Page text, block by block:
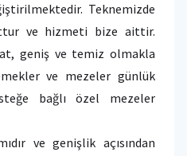
Teknemizde
ve hizmeti bize aittir.
geniş ve temiz olmakla
ve mezeler günlük
bağlı özel mezeler
ve genişlik açısından